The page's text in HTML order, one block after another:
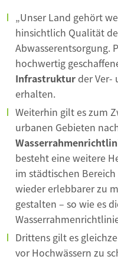
„Unser Land gehört
hinsichtlich Qualität
Abwasserentsorgung.
hochwertig
Infrastruktur der Ver-
erhalten.
Weiterhin gilt es zum
urbanen Gebieten
besteht eine weitere
im städtischen
wieder erlebbarer zu
gestalten – so wie es
Drittens gilt es
vor Hochwässern zu